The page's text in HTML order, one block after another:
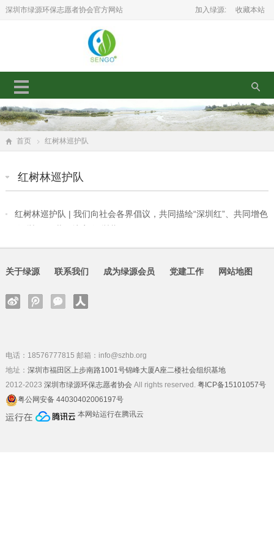
深圳市绿源环保志愿者协会官方网站 加入绿源: 收藏本站
首页 红树林巡护队
红树林巡护队
红树林巡护队 | 我们向社会各界倡议，共同描绘“深圳红”、共同增色
关于绿源 联系我们 成为绿源会员 党建工作 网站地图
电话：18576777815 邮箱：info@szhb.org
地址： 深圳市福田区上步南路1001号锦峰大厦A座二楼社会组织基地
2012-2023 深圳市绿源环保志愿者协会All rights reserved. 粤ICP备15101057号
粤公网安备 44030402006197号
本网站运行在腾讯云